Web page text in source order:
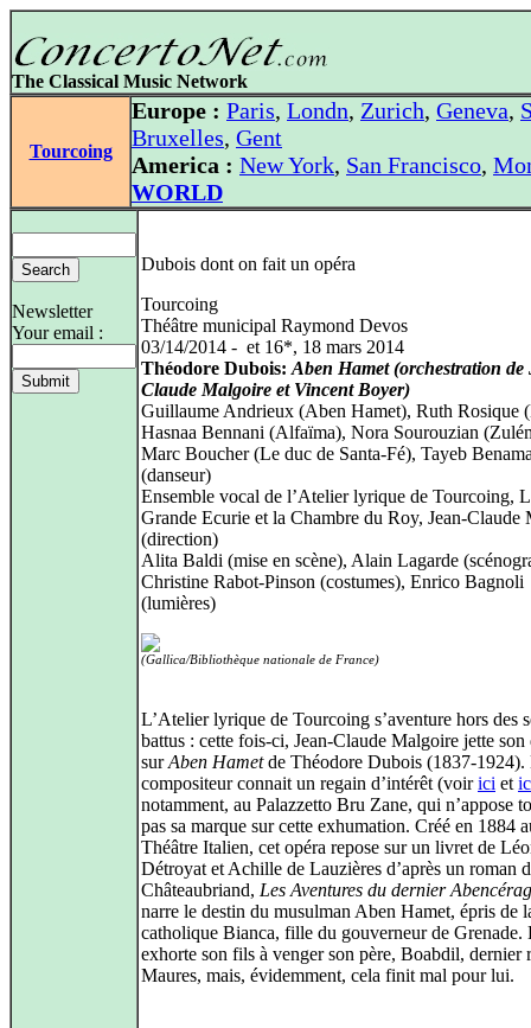
The Classical Music Network
Tourcoing
Europe : Paris, Londn, Zurich, Geneva,
Bruxelles, Gent
America : New York, San Francisco,
WORLD
Newsletter
Your email :
Dubois dont on fait un opéra
Tourcoing
Théâtre municipal Raymond Devos
03/14/2014 - et 16*, 18 mars 2014
Théodore Dubois: Aben Hamet (orchestration de
Claude Malgoire et Vincent Boyer)
Guillaume Andrieux (Aben Hamet), Ruth Rosique
Hasnaa Bennani (Alfaïma), Nora Sourouzian
Marc Boucher (Le duc de Santa-Fé), Tayeb
(danseur)
Ensemble vocal de l’Atelier lyrique de Tourcoing,
Grande Ecurie et la Chambre du Roy, Jean-Claude
(direction)
Alita Baldi (mise en scène), Alain Lagarde
Christine Rabot-Pinson (costumes), Enrico Bagnoli
(lumières)
(Gallica/Bibliothèque nationale de France)
L’Atelier lyrique de Tourcoing s’aventure hors des
battus : cette fois-ci, Jean-Claude Malgoire jette son
surAben Hametde Théodore Dubois (1837-1924).
compositeur connait un regain d’intérêt (voirici et
notamment, au Palazzetto Bru Zane, qui n’appose
pas sa marque sur cette exhumation. Créé en 1884
Théâtre Italien, cet opéra repose sur un livret de
Détroyat et Achille de Lauzières d’après un roman
Châteaubriand, Les Aventures du dernier
narre le destin du musulman Aben Hamet, épris de
catholique Bianca, fille du gouverneur de Grenade.
exhorte son fils à venger son père, Boabdil, dernier
Maures, mais, évidemment, cela finit mal pour lui.